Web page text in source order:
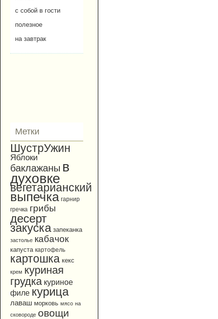
с собой в гости
полезное
на завтрак
Метки
ШустрУжин
Яблоки
баклажаны в
духовке
вегетарианский
выпечка гарнир
гречка грибы
десерт
закуска запеканка
застолье кабачок
капуста картофель
картошка кекс
крем куриная
грудка куриное
филе курица
лаваш морковь мясо на
сковороде овощи